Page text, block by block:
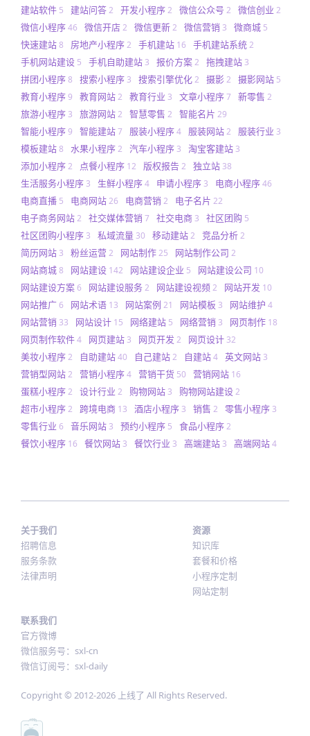
建站软件 5 建站问答2 开发小程序2 微信公众号 2 微信创业 2
微信小程序46 微信开店2 微信更新2 微信营销 3 微商城 5
快速建站8 房地产小程序2 手机建站 16 手机建站系统2
手机网站建设 5 手机自助建站 3 报价方案2 拖拽建站 3
拼团小程序8 搜索小程序 3 搜索引擎优化2 摄影2 摄影网站 5
教育小程序9 教育网站2 教育行业 3 文章小程序7 新零售 2
旅游小程序 3 旅游网站2 智慧零售 2 智能名片 29
智能小程序9 智能建站7 服装小程序4 服装网站2 服装行业 3
模板建站8 水果小程序2 汽车小程序 3 淘宝客建站 3
添加小程序2 点餐小程序 12 版权报告2 独立站 38
生活服务小程序 3 生鲜小程序4 申请小程序 3 电商小程序46
电商直播 5 电商网站26 电商营销 2 电子名片 22
电子商务网站2 社交媒体营销 7 社交电商 3 社区团购 5
社区团购小程序 3 私域流量 30 移动建站2 竞品分析2
简历网站 3 粉丝运营2 网站制作25 网站制作公司 2
网站商城8 网站建设 142 网站建设企业 5 网站建设公司 10
网站建设方案6 网站建设服务2 网站建设视频2 网站开发 10
网站推广6 网站术语 13 网站案例 21 网站模板 3 网站维护 4
网站营销 33 网站设计 15 网络建站 5 网络营销 3 网页制作 18
网页制作软件4 网页建站 3 网页开发 2 网页设计 32
美妆小程序2 自助建站40 自己建站2 自建站4 英文网站 3
营销型网站2 营销小程序4 营销干货 50 营销网站 16
蛋糕小程序2 设计行业 2 购物网站 3 购物网站建设2
超市小程序2 跨境电商 13 酒店小程序 3 销售 2 零售小程序 3
零售行业 6 音乐网站 3 预约小程序 5 食品小程序2
餐饮小程序 16 餐饮网站 3 餐饮行业 3 高端建站 3 高端网站4
关于我们
招聘信息
服务条款
法律声明
资源
知识库
套餐和价格
小程序定制
网站定制
联系我们
官方微博
微信服务号：sxl-cn
微信订阅号：sxl-daily
Copyright © 2012-2026 上线了 All Rights Reserved.